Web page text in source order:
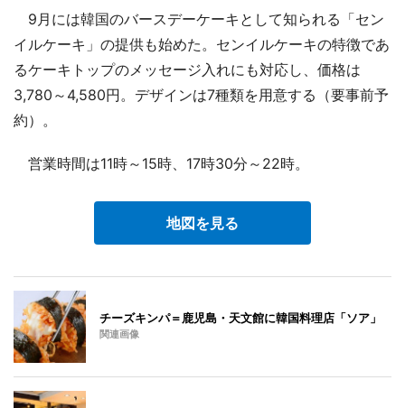
9月には韓国のバースデーケーキとして知られる「セン
イルケーキ」の提供も始めた。センイルケーキの特徴であ
るケーキトップのメッセージ入れにも対応し、価格は
3,780～4,580円。デザインは7種類を用意する（要事前予
約）。
営業時間は11時～15時、17時30分～22時。
地図を見る
チーズキンパ＝鹿児島・天文館に韓国料理店「ソア」
関連画像